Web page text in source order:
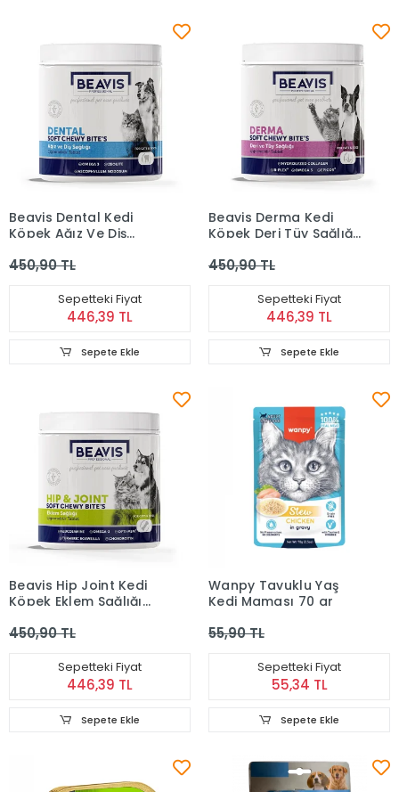
Beavis Dental Kedi
Köpek Ağız Ve Diş
Çiğnenebilir Tablet 105
450,90 TL
Sepetteki Fiyat
446,39 TL
Sepete Ekle
Beavis Derma Kedi
Köpek Deri Tüy Sağlığı
Çiğnenebilir Tablet 105
450,90 TL
Sepetteki Fiyat
446,39 TL
Sepete Ekle
Beavis Hip Joint Kedi
Köpek Eklem Sağlığı
Çiğnenebilir Tablet 105
450,90 TL
Sepetteki Fiyat
446,39 TL
Sepete Ekle
Wanpy Tavuklu Yaş
Kedi Maması 70 gr
55,90 TL
Sepetteki Fiyat
55,34 TL
Sepete Ekle